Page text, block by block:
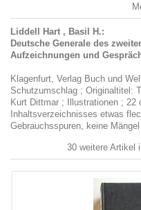
Liddell Hart , Basil H.:
Deutsche Generale des
Aufzeichnungen und
Klagenfurt, Verlag Buch und
Schutzumschlag ; Originaltitel:
Kurt Dittmar ; Illustrationen ; 22
Inhaltsverzeichnisses etwas
Gebrauchsspuren, keine Mängel
30 weitere Artikel